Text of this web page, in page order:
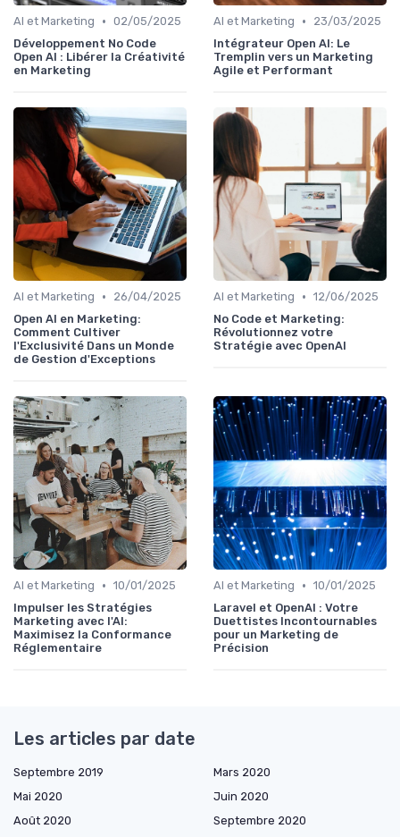
AI et Marketing • 02/05/2025
Développement No Code
Open AI : Libérer la Créativité
en Marketing
AI et Marketing •
23/03/2025
Intégrateur Open AI: Le
Tremplin vers un Marketing
Agile et Performant
AI et Marketing •
26/04/2025
Open AI en Marketing:
Comment Cultiver
l'Exclusivité Dans un Monde
de Gestion d'Exceptions
AI et Marketing • 12/06/2025
No Code et Marketing:
Révolutionnez votre
Stratégie avec OpenAI
AI et Marketing • 10/01/2025
Impulser les Stratégies
Marketing avec l'AI:
Maximisez la Conformance
Réglementaire
AI et Marketing • 10/01/2025
Laravel et OpenAI : Votre
Duettistes Incontournables
pour un Marketing de
Précision
Les articles par date
Septembre 2019
Mars 2020
Mai 2020
Juin 2020
Août 2020
Septembre 2020